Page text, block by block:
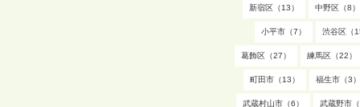
新宿区（13） 中野区（8）
小平市（7） 渋谷区（
葛飾区（27） 練馬区（22）
町田市（13） 福生市（3）
武蔵村山市（6） 武蔵野市（